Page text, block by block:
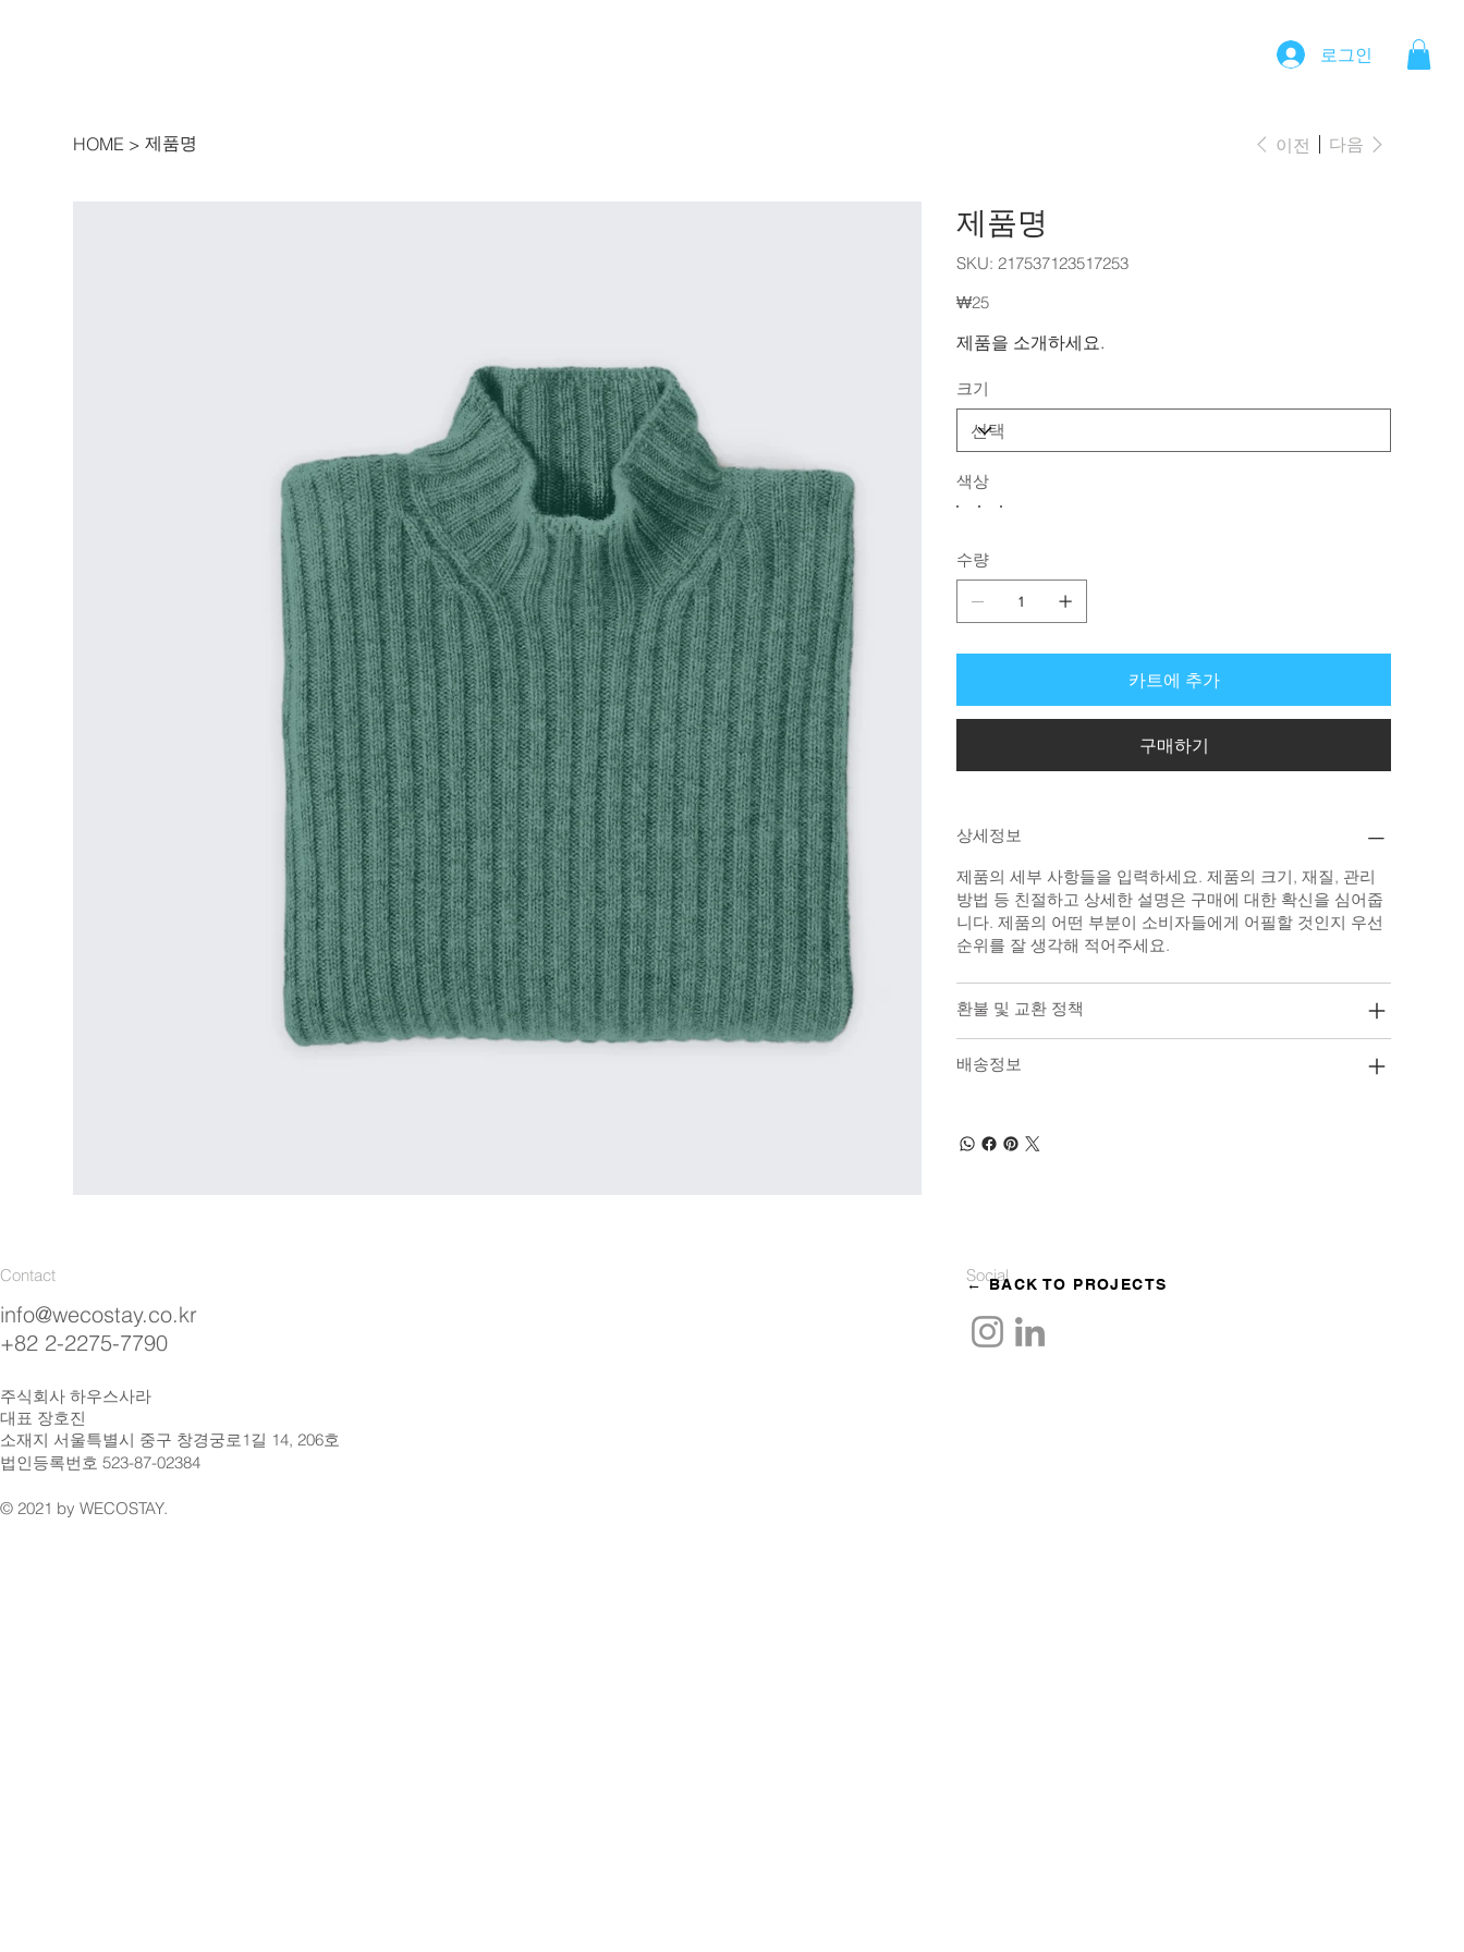
로그인
HOME > 제품명 이전 다음
제품명
SKU: SKU:
217537123517253
217537123517253
가
격
₩25
제품을 소개하세요.
크기
색상
수량
카트에 추가
구매하기
상세정보
제품의 세부 사항들을 입력하세요. 제품의 크기, 재질, 관리
방법 등 친절하고 상세한 설명은 구매에 대한 확신을 심어줍
니다. 제품의 어떤 부분이 소비자들에게 어필할 것인지 우선
순위를 잘 생각해 적어주세요.
환불 및 교환 정책
배송정보
Contact
info@wecostay.co.kr
+82 2-2275-7790
주식회사 하우스사라
대표 장호진
소재지 서울특별시 중구 창경궁로1길 14, 206호
법인등록번호 523-87-02384
© 2021 by WECOSTAY.
Social
← BACK TO PROJECTS